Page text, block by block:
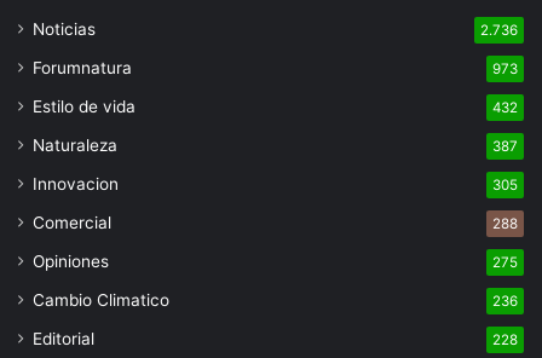
Noticias 2.736
Forumnatura 973
Estilo de vida 432
Naturaleza 387
Innovacion 305
Comercial 288
Opiniones 275
Cambio Climatico 236
Editorial 228